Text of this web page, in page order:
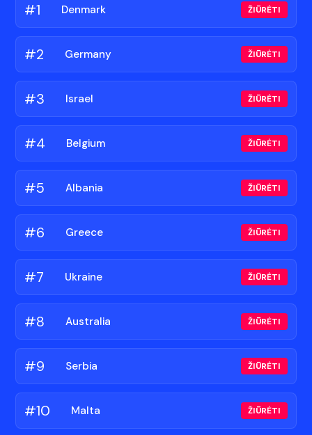
#1 Denmark ŽIŪRĖTI
#2 Germany ŽIŪRĖTI
#3 Israel ŽIŪRĖTI
#4 Belgium ŽIŪRĖTI
#5 🇦🇱Albania ŽIŪRĖTI
#6 Greece ŽIŪRĖTI
#7 Ukraine ŽIŪRĖTI
#8 🇦🇺Australia ŽIŪRĖTI
#9 Serbia ŽIŪRĖTI
#10 Malta ŽIŪRĖTI